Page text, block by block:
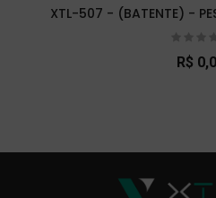
XTL-507 - (BATENTE) -
R$